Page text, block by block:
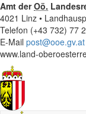
Amt derOö.
4021 Linz •
Telefon (+43 732) 77
E-Mail post@ooe.gv.at
www.land-